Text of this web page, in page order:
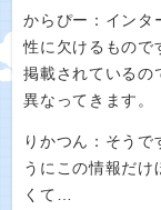
からぴー：インタ
性に欠けるもので
掲載されているの
異なってきます。
りかつん：そうで
うにこの情報だけ
くて…